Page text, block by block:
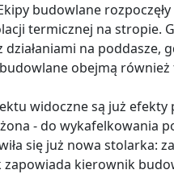
budowlane
termicznej na stropie.
działaniami na poddasze,
obejmą
widoczne są już efekty
- do wykafelkowania
się już nowa stolarka:
zapowiada kierownik